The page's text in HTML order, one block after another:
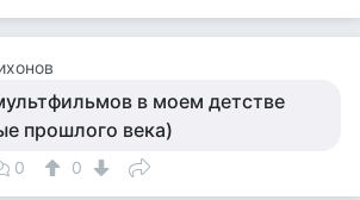
в моем детстве
прошлого века)
0 0